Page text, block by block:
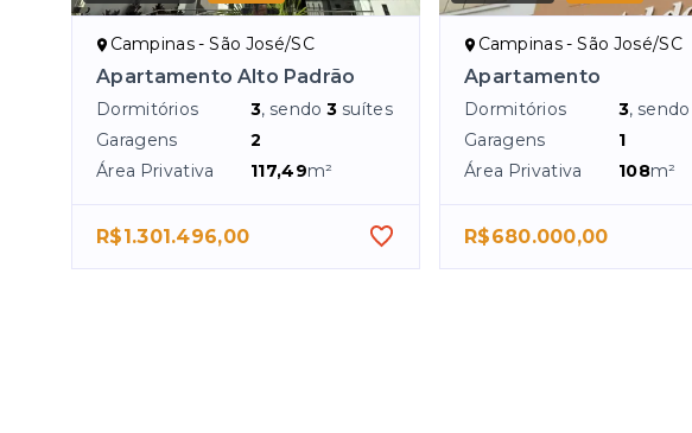
Campinas - São José/SC
Apartamento Alto Padrão
Dormitórios 3, sendo3 suítes
Garagens
2
Área Privativa
117,49m²
R$1.301.496,00
Campinas - São José/SC
Apartamento
Dormitórios 3, sendo
Garagens
1
Área Privativa
108m²
R$680.000,00